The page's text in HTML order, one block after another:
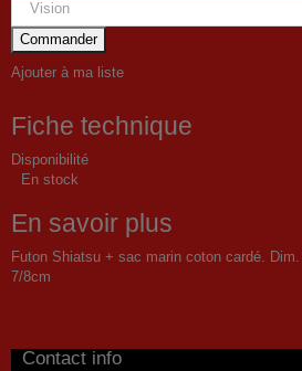
Commander
Ajouter à ma liste
Fiche technique
Disponibilité
En stock
En savoir plus
Futon Shiatsu + sac marin coton cardé.
7/8cm
Contact info